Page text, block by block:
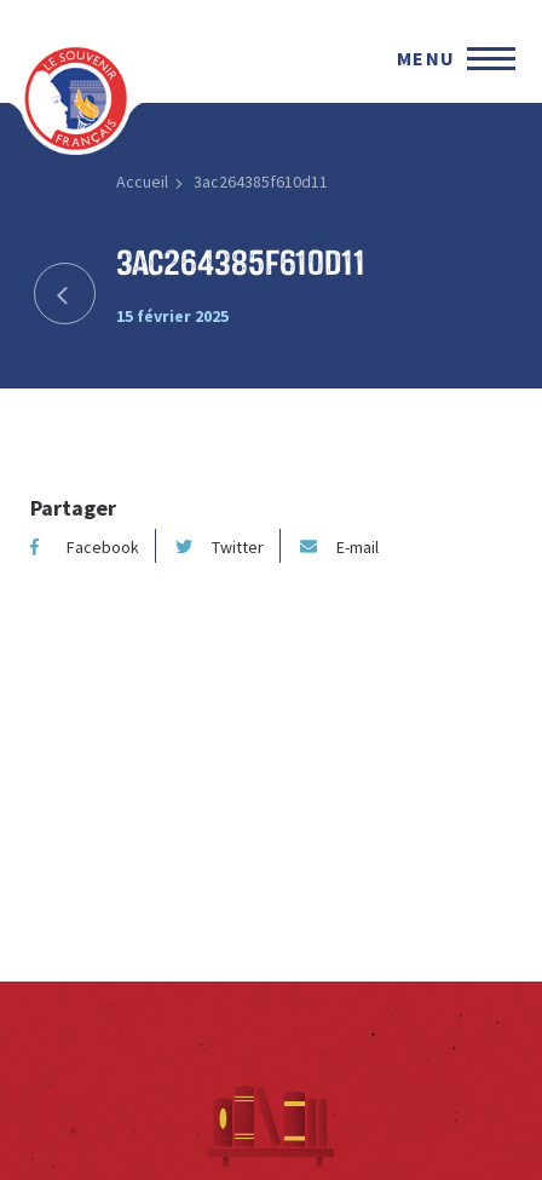
MENU
Accueil 3ac264385f610d11
3ac264385f610d11
15 février 2025
Partager
Facebook Twitter E-mail